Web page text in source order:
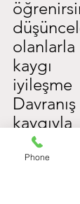
Phone